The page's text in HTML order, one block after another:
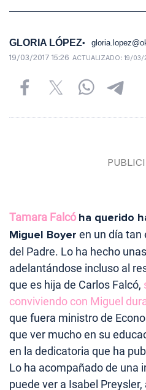
GLORIA LÓPEZ
19/03/2017 15:26 ACTUALIZADO: 19/03/
Tamara Falcó ha querido
Miguel Boyer en un día tan
del Padre. Lo ha hecho
adelantándose incluso al
que es hija de Carlos Falcó,
conviviendo con Miguel
que fuera ministro de
que ver mucho en su
en la dedicatoria que ha
Lo ha acompañado de una
puede ver a Isabel